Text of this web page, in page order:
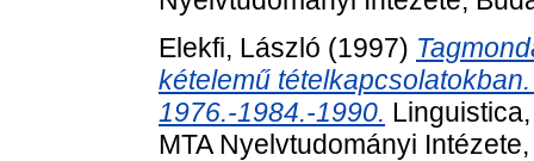
Elekfi, László (1997)
kételemű
1976.-1984.-1990.
MTA Nyelvtudományi